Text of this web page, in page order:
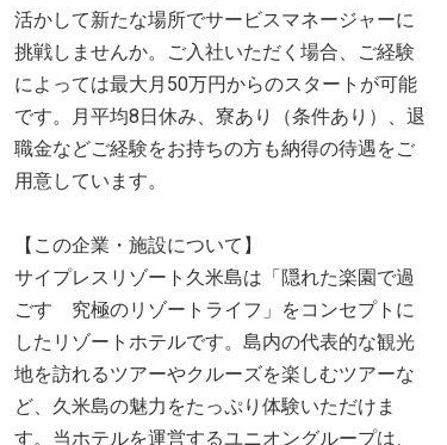
活かして新たな場所でサービスマネージャーに
挑戦しませんか。ご入社いただく場合、ご経験
によっては最大月50万円からのスタートが可能
です。月平均8日休み、寮あり（条件あり）、退
職金などご経験をお持ちの方も納得の待遇をご
用意しています。
【この企業・施設について】
サイプレスリゾート久米島は「隠れた楽園で過
ごす 究極のリゾートライフ」をコンセプトに
したリゾートホテルです。島内の代表的な観光
地を訪れるツアーやクルーズを楽しむツアーな
ど、久米島の魅力をたっぷり体験いただけま
す。当ホテルを運営するユニオングループは、